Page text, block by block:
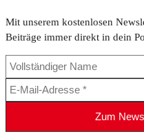
Mit unserem kostenlosen
Beiträge immer direkt in dein